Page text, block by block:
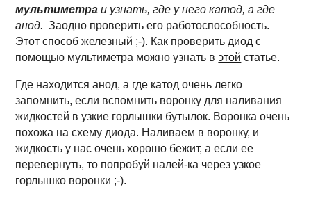
мультиметра и узнать, где у него катод, а где
анод. Заодно проверить его работоспособность.
Этот способ железный ;-). Как проверить диод с
помощью мультиметра можно узнать вэтой статье.
Где находится анод, а где катод очень легко
запомнить, если вспомнить воронку для наливания
жидкостей в узкие горлышки бутылок. Воронка очень
похожа на схему диода. Наливаем в воронку, и
жидкость у нас очень хорошо бежит, а если ее
перевернуть, то попробуй налей-ка через узкое
горлышко воронки ;-).